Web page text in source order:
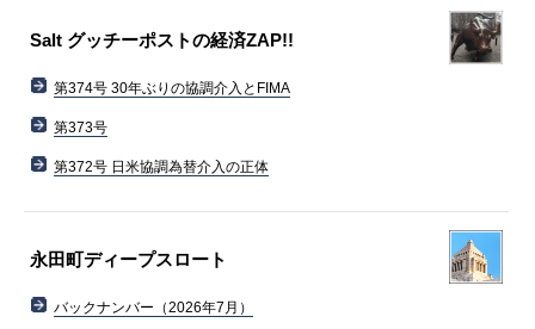
Salt グッチーポストの経済ZAP!!
第374号 30年ぶりの協調介入とFIMA
第373号
第372号 日米協調為替介入の正体
永田町ディープスロート
バックナンバー（2026年7月）